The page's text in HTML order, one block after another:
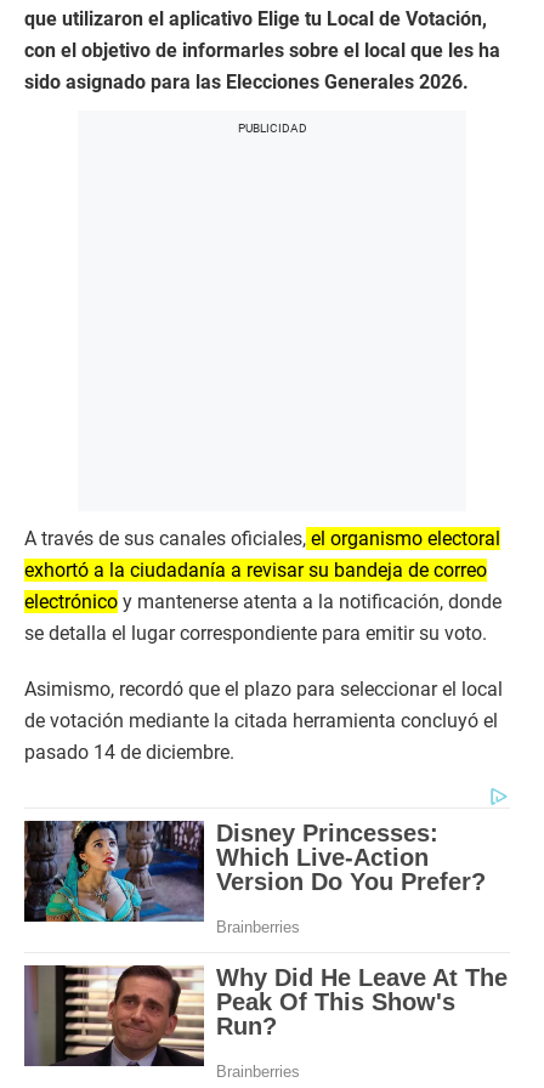
que utilizaron el aplicativo Elige tu Local de Votación,
con el objetivo de informarles sobre el local que les ha
sido asignado para las Elecciones Generales 2026.
A través de sus canales oficiales, el organismo electoral
exhortó a la ciudadanía a revisar su bandeja de correo
electrónico y mantenerse atenta a la notificación, donde
se detalla el lugar correspondiente para emitir su voto.
Asimismo, recordó que el plazo para seleccionar el local
de votación mediante la citada herramienta concluyó el
pasado 14 de diciembre.